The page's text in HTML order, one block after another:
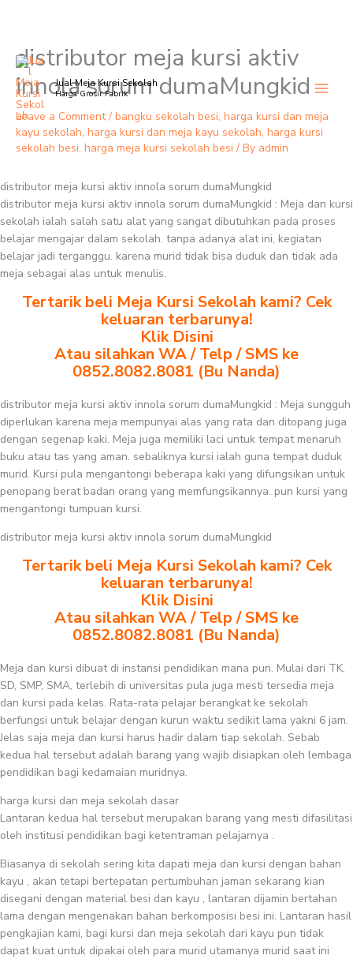
Skip
content
Jual Meja Kursi Sekolah
Harga Grosir Pabrik
distributor meja kursi aktiv
innola sorum dumaMungkid
Leave a Comment / bangku sekolah besi, harga kursi dan meja
kayu sekolah, harga kursi dan meja kayu sekolah, harga kursi
sekolah besi, harga meja kursi sekolah besi / By admin
distributor meja kursi aktiv innola sorum dumaMungkid
distributor meja kursi aktiv innola sorum dumaMungkid : Meja dan kursi
sekolah ialah salah satu alat yang sangat dibutuhkan pada proses
belajar mengajar dalam sekolah. tanpa adanya alat ini, kegiatan
belajar jadi terganggu. karena murid tidak bisa duduk dan tidak ada
meja sebagai alas untuk menulis.
Tertarik beli Meja Kursi Sekolah kami? Cek
keluaran terbarunya!
Klik Disini
Atau silahkan WA / Telp / SMS ke
0852.8082.8081 (Bu Nanda)
distributor meja kursi aktiv innola sorum dumaMungkid : Meja sungguh
diperlukan karena meja mempunyai alas yang rata dan ditopang juga
dengan segenap kaki. Meja juga memiliki laci untuk tempat menaruh
buku atau tas yang aman. sebaliknya kursi ialah guna tempat duduk
murid. Kursi pula mengantongi beberapa kaki yang difungsikan untuk
penopang berat badan orang yang memfungsikannya. pun kursi yang
mengantongi tumpuan kursi.
distributor meja kursi aktiv innola sorum dumaMungkid
Tertarik beli Meja Kursi Sekolah kami? Cek
keluaran terbarunya!
Klik Disini
Atau silahkan WA / Telp / SMS ke
0852.8082.8081 (Bu Nanda)
Meja dan kursi dibuat di instansi pendidikan mana pun. Mulai dari TK,
SD, SMP, SMA, terlebih di universitas pula juga mesti tersedia meja
dan kursi pada kelas. Rata-rata pelajar berangkat ke sekolah
berfungsi untuk belajar dengan kurun waktu sedikit lama yakni 6 jam.
Jelas saja meja dan kursi harus hadir dalam tiap sekolah. Sebab
kedua hal tersebut adalah barang yang wajib disiapkan oleh lembaga
pendidikan bagi kedamaian muridnya.
harga kursi dan meja sekolah dasar
Lantaran kedua hal tersebut merupakan barang yang mesti difasilitasi
oleh institusi pendidikan bagi ketentraman pelajarnya .
Biasanya di sekolah sering kita dapati meja dan kursi dengan bahan
kayu , akan tetapi bertepatan pertumbuhan jaman sekarang kian
disegani dengan material besi dan kayu , lantaran dijamin bertahan
lama dengan mengenakan bahan berkomposisi besi ini. Lantaran hasil
pengkajian kami, bagi kursi dan meja sekolah dari kayu pun tidak
dapat kuat untuk dipakai oleh para murid utamanya murid saat ini